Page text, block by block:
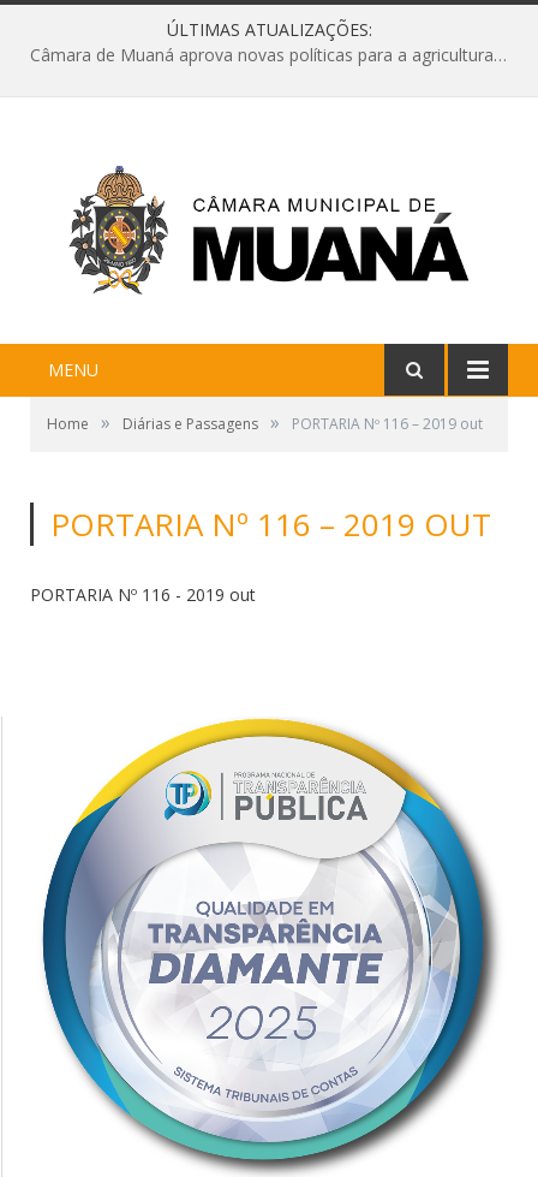
ÚLTIMAS ATUALIZAÇÕES:
Câmara de Muaná aprova novas políticas para a agricultura e solicita reforma da Ponte do Reduto
MENU
Home » Diárias e Passagens » PORTARIA Nº 116 – 2019 out
PORTARIA Nº 116 – 2019 OUT
PORTARIA Nº 116 - 2019 out